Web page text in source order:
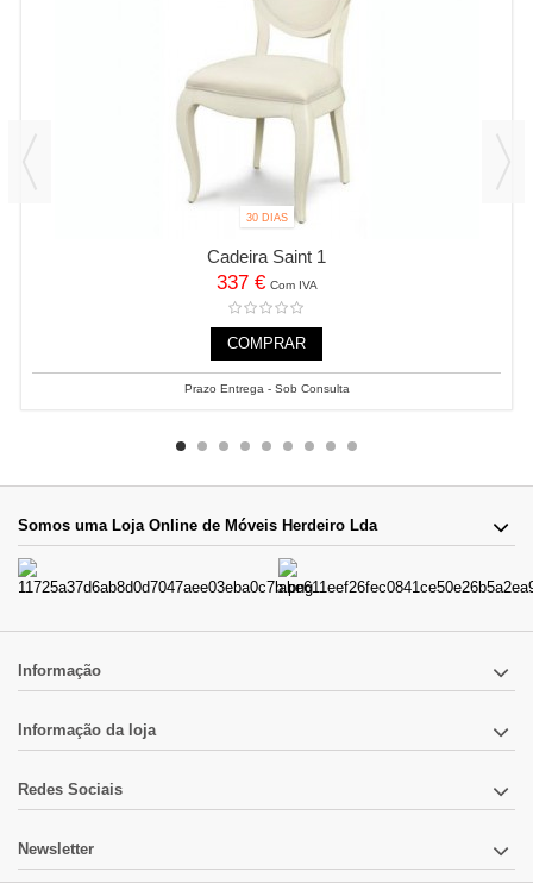
30 DIAS
Cadeira Saint 1
337 € Com IVA
COMPRAR
Prazo Entrega - Sob Consulta
Somos uma Loja Online de Móveis Herdeiro Lda
Informação
Informação da loja
Redes Sociais
Newsletter